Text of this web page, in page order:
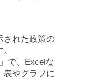
された政策の
で、Excelな
表やグラフに